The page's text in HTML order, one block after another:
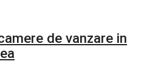
de vanzare in